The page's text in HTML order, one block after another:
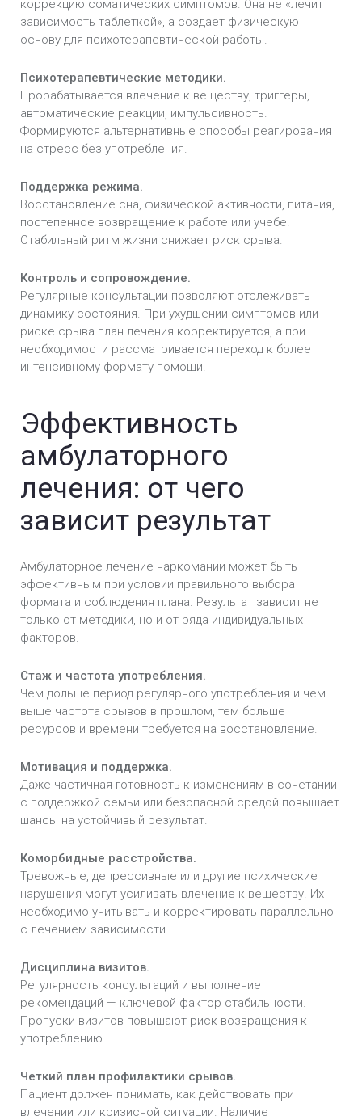
коррекцию соматических симптомов. Она не «лечит
зависимость таблеткой», а создает физическую
основу для психотерапевтической работы.
Психотерапевтические методики.
Прорабатывается влечение к веществу, триггеры,
автоматические реакции, импульсивность.
Формируются альтернативные способы реагирования
на стресс без употребления.
Поддержка режима.
Восстановление сна, физической активности, питания,
постепенное возвращение к работе или учебе.
Стабильный ритм жизни снижает риск срыва.
Контроль и сопровождение.
Регулярные консультации позволяют отслеживать
динамику состояния. При ухудшении симптомов или
риске срыва план лечения корректируется, а при
необходимости рассматривается переход к более
интенсивному формату помощи.
Эффективность
амбулаторного
лечения: от чего
зависит результат
Амбулаторное лечение наркомании может быть
эффективным при условии правильного выбора
формата и соблюдения плана. Результат зависит не
только от методики, но и от ряда индивидуальных
факторов.
Стаж и частота употребления.
Чем дольше период регулярного употребления и чем
выше частота срывов в прошлом, тем больше
ресурсов и времени требуется на восстановление.
Мотивация и поддержка.
Даже частичная готовность к изменениям в сочетании
с поддержкой семьи или безопасной средой повышает
шансы на устойчивый результат.
Коморбидные расстройства.
Тревожные, депрессивные или другие психические
нарушения могут усиливать влечение к веществу. Их
необходимо учитывать и корректировать параллельно
с лечением зависимости.
Дисциплина визитов.
Регулярность консультаций и выполнение
рекомендаций — ключевой фактор стабильности.
Пропуски визитов повышают риск возвращения к
употреблению.
Четкий план профилактики срывов.
Пациент должен понимать, как действовать при
влечении или кризисной ситуации. Наличие